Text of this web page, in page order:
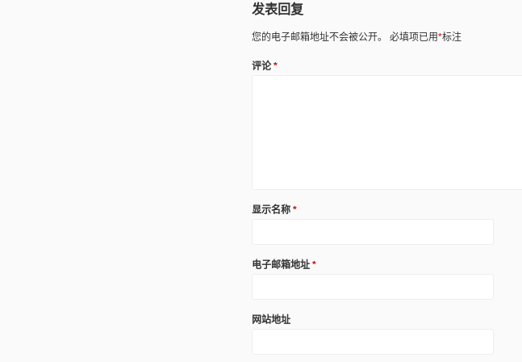
发表回复
您的电子邮箱地址不会被公开。 必填项已用*标注
评论*
显示名称 *
电子邮箱地址 *
网站地址